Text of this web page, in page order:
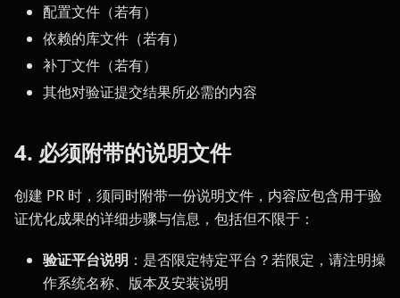
配置文件（若有）
依赖的库文件（若有）
补丁文件（若有）
其他对验证提交结果所必需的内容
4. 必须附带的说明文件
创建 PR 时，须同时附带一份说明文件，内容应包含用于验
证优化成果的详细步骤与信息，包括但不限于：
验证平台说明 ：是否限定特定平台？若限定，请注明操
作系统名称、版本及安装说明